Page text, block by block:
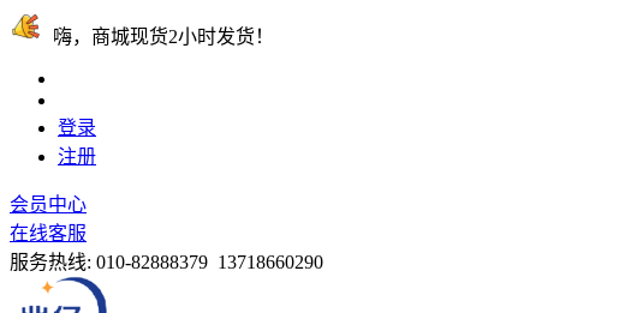
嗨，商城现货2小时发货！
登录
注册
会员中心
在线客服
服务热线: 010-82888379 13718660290